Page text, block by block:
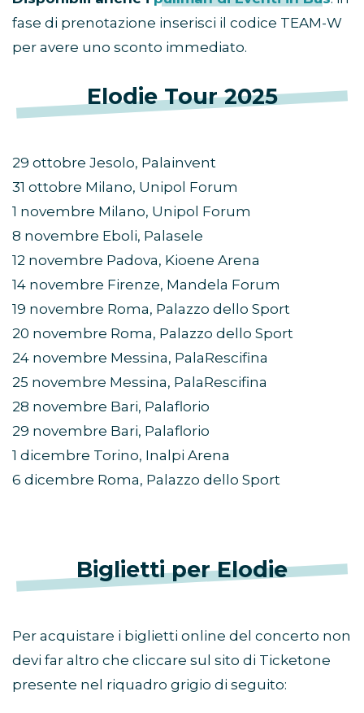
fase di prenotazione inserisci il codice TEAM-W
per avere uno sconto immediato.
Elodie Tour 2025
29 ottobre Jesolo, Palainvent
31 ottobre Milano, Unipol Forum
1 novembre Milano, Unipol Forum
8 novembre Eboli, Palasele
12 novembre Padova, Kioene Arena
14 novembre Firenze, Mandela Forum
19 novembre Roma, Palazzo dello Sport
20 novembre Roma, Palazzo dello Sport
24 novembre Messina, PalaRescifina
25 novembre Messina, PalaRescifina
28 novembre Bari, Palaflorio
29 novembre Bari, Palaflorio
1 dicembre Torino, Inalpi Arena
6 dicembre Roma, Palazzo dello Sport
Biglietti per Elodie
Per acquistare i biglietti online del concerto non
devi far altro che cliccare sul sito di Ticketone
presente nel riquadro grigio di seguito: